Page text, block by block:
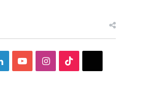
LinkedInYouTubeInstagram